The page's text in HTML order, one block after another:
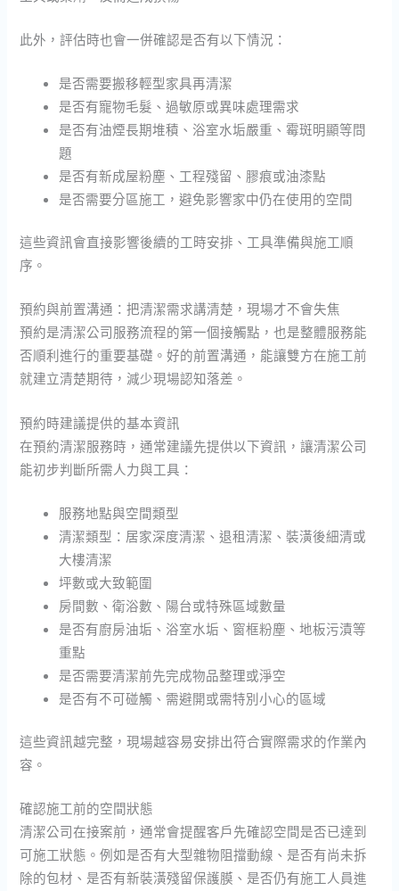
此外，評估時也會一併確認是否有以下情況：
是否需要搬移輕型家具再清潔
是否有寵物毛髮、過敏原或異味處理需求
是否有油煙長期堆積、浴室水垢嚴重、霉斑明顯等問
題
是否有新成屋粉塵、工程殘留、膠痕或油漆點
是否需要分區施工，避免影響家中仍在使用的空間
這些資訊會直接影響後續的工時安排、工具準備與施工順
序。
預約與前置溝通：把清潔需求講清楚，現場才不會失焦
預約是清潔公司服務流程的第一個接觸點，也是整體服務能
否順利進行的重要基礎。好的前置溝通，能讓雙方在施工前
就建立清楚期待，減少現場認知落差。
預約時建議提供的基本資訊
在預約清潔服務時，通常建議先提供以下資訊，讓清潔公司
能初步判斷所需人力與工具：
服務地點與空間類型
清潔類型：居家深度清潔、退租清潔、裝潢後細清或
大樓清潔
坪數或大致範圍
房間數、衛浴數、陽台或特殊區域數量
是否有廚房油垢、浴室水垢、窗框粉塵、地板污漬等
重點
是否需要清潔前先完成物品整理或淨空
是否有不可碰觸、需避開或需特別小心的區域
這些資訊越完整，現場越容易安排出符合實際需求的作業內
容。
確認施工前的空間狀態
清潔公司在接案前，通常會提醒客戶先確認空間是否已達到
可施工狀態。例如是否有大型雜物阻擋動線、是否有尚未拆
除的包材、是否有新裝潢殘留保護膜、是否仍有施工人員進